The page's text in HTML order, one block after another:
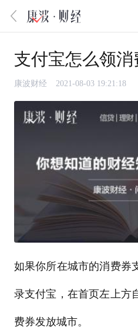
支付宝怎么领消
康波财经 2021-08-03 19:21:18
如果你所在城市的消费券
录支付宝，在首页左上方
费券发放城市。